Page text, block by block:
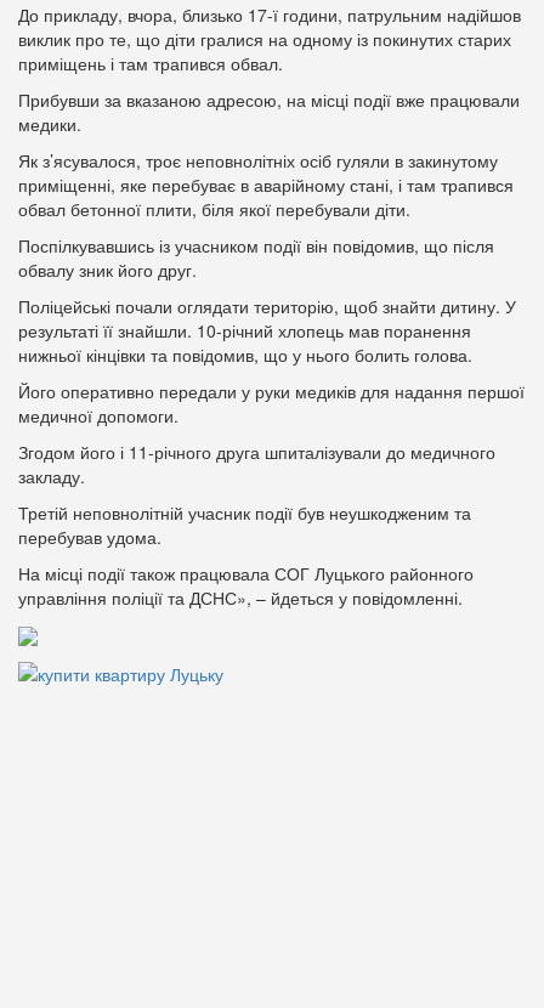
До прикладу, вчора, близько 17-ї години, патрульним надійшов
виклик про те, що діти гралися на одному із покинутих старих
приміщень і там трапився обвал.
Прибувши за вказаною адресою, на місці події вже працювали
медики.
Як з’ясувалося, троє неповнолітніх осіб гуляли в закинутому
приміщенні, яке перебуває в аварійному стані, і там трапився
обвал бетонної плити, біля якої перебували діти.
Поспілкувавшись із учасником події він повідомив, що після
обвалу зник його друг.
Поліцейські почали оглядати територію, щоб знайти дитину. У
результаті її знайшли. 10-річний хлопець мав поранення
нижньої кінцівки та повідомив, що у нього болить голова.
Його оперативно передали у руки медиків для надання першої
медичної допомоги.
Згодом його і 11-річного друга шпиталізували до медичного
закладу.
Третій неповнолітній учасник події був неушкодженим та
перебував удома.
На місці події також працювала СОГ Луцького районного
управління поліції та ДСНС», – йдеться у повідомленні.